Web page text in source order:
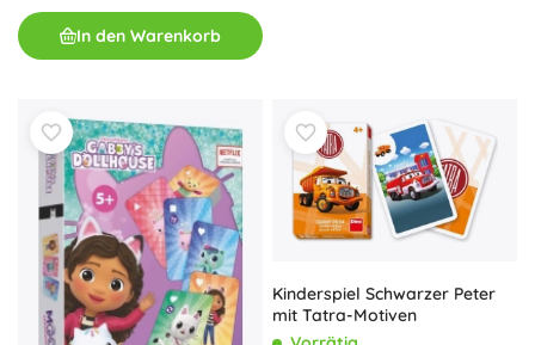
In den Warenkorb
Kinderspiel Schwarzer Peter
mit Tatra-Motiven